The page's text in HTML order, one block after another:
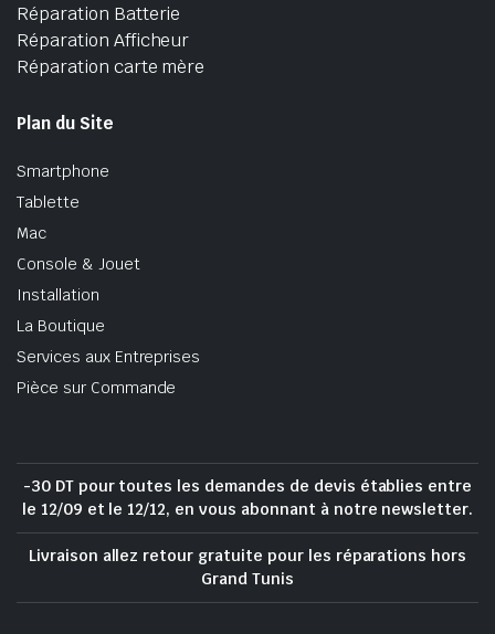
Réparation Batterie
Réparation Afficheur
Réparation carte mère
Plan du Site
Smartphone
Tablette
Mac
Console & Jouet
Installation
La Boutique
Services aux Entreprises
Pièce sur Commande
-30 DT pour toutes les demandes de devis établies entre
le 12/09 et le 12/12, en vous abonnant à notre newsletter.
Livraison allez retour gratuite pour les réparations hors
Grand Tunis